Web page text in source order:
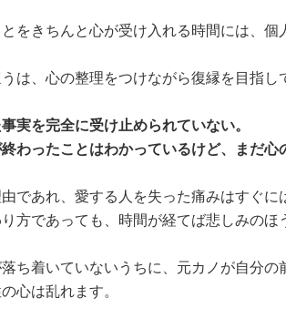
をきちんと心が受け入れる時間には、個
は、心の整理をつけながら復縁を目指し
事実を完全に受け止められていない。
終わったことはわかっているけど、まだ心
であれ、愛する人を失った痛みはすぐ
方であっても、時間が経てば悲しみのほ
落ち着いていないうちに、元カノが自分
心は乱れます。